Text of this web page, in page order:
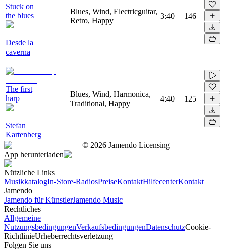
Stuck on
the blues
Desde la
caverna
Blues, Wind, Electricguitar,
Retro, Happy
3:40 146
The first
harp
Stefan
Kartenberg
Blues, Wind, Harmonica,
Traditional, Happy
4:40 125
© 2026 Jamendo Licensing
App herunterladen
Nützliche Links
MusikkatalogIn-Store-RadiosPreiseKontaktHilfecenterKontakt
Jamendo
Jamendo für KünstlerJamendo Music
Rechtliches
Allgemeine
NutzungsbedingungenVerkaufsbedingungenDatenschutzCookie-
RichtlinieUrheberrechtsverletzung
Folgen Sie uns